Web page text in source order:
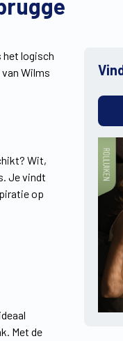
het logisch
Wilms
Wit,
Je vindt
op
Met de